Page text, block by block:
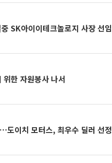
SK아이이테크놀로지 사장 선임
한 자원봉사 나서
도이치 모터스, 최우수 딜러 선정